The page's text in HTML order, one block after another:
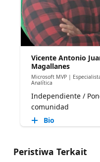
Vicente Antonio
Magallanes
Microsoft MVP |
Analítica
Independiente /
comunidad
Bio
Peristiwa Terkait